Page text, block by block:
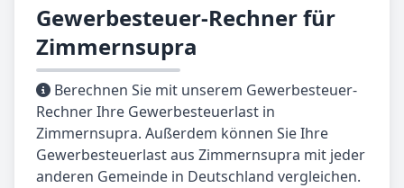
Gewerbesteuer-Rechner für
Zimmernsupra
Berechnen Sie mit unserem Gewerbesteuer-
Rechner Ihre Gewerbesteuerlast in
Zimmernsupra. Außerdem können Sie Ihre
Gewerbesteuerlast aus Zimmernsupra mit jeder
anderen Gemeinde in Deutschland vergleichen.